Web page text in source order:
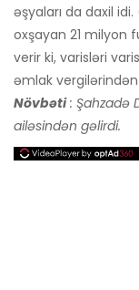
əşyaları da daxil
oxşayan 21 milyon
verir ki, varisləri
əmlak
Növbəti : Şahzadə
ailəsindən gəlirdi.